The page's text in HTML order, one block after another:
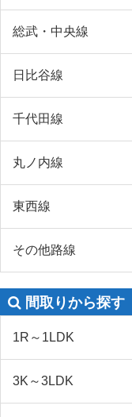
総武・中央線
日比谷線
千代田線
丸ノ内線
東西線
その他路線
間取りから探す
1R～1LDK
3K～3LDK